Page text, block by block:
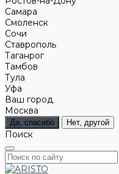
Самара
Смоленск
Сочи
Ставрополь
Таганрог
Тамбов
Тула
Уфа
Ваш город
Москва
Да, спасибо Нет, другой
Поиск